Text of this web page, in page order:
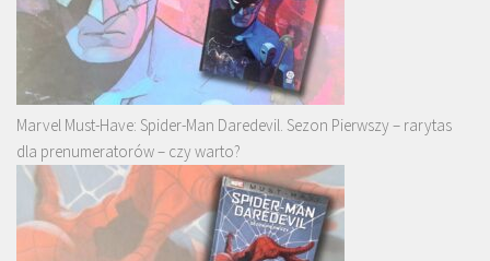
Marvel Must-Have: Spider-Man Daredevil. Sezon Pierwszy – rarytas
dla prenumeratorów – czy warto?